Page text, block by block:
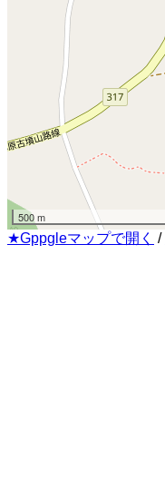
500 m
★Gppgleマップで開く /